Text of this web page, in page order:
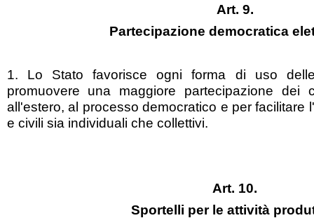
Art. 9.
Partecipazione democratica
1. Lo Stato favorisce ogni forma di uso
promuovere una maggiore partecipazione dei
all'estero, al processo democratico e per facilitare
e civili sia individuali che collettivi.
Art. 10.
Sportelli per le attività